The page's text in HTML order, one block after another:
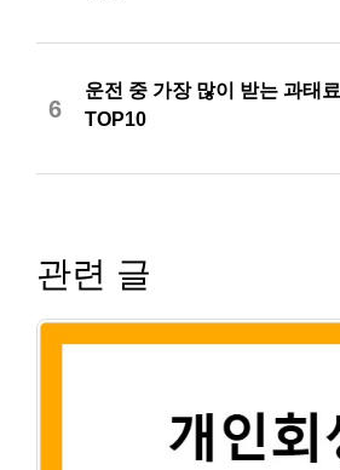
6
운전 중 가장 많이 받는 과태료
TOP10
관련 글